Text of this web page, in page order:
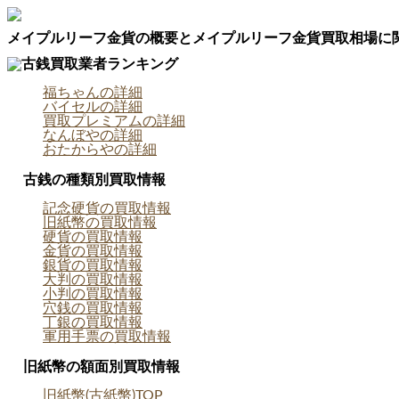
メイプルリーフ金貨の概要とメイプルリーフ金貨買取相場に
古銭買取業者ランキング
福ちゃんの詳細
バイセルの詳細
買取プレミアムの詳細
なんぼやの詳細
おたからやの詳細
古銭の種類別買取情報
記念硬貨の買取情報
旧紙幣の買取情報
硬貨の買取情報
金貨の買取情報
銀貨の買取情報
大判の買取情報
小判の買取情報
穴銭の買取情報
丁銀の買取情報
軍用手票の買取情報
旧紙幣の額面別買取情報
旧紙幣(古紙幣)TOP